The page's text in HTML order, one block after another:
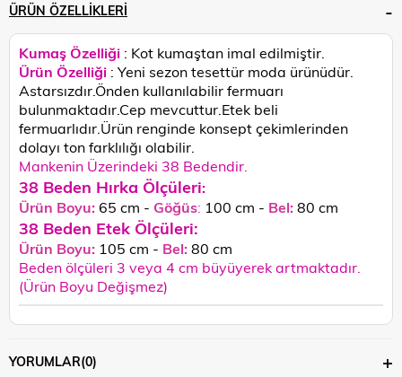
ÜRÜN ÖZELLIKLERI
Kumaş Özelliği : Kot kumaştan imal edilmiştir.
Ürün Özelliği : Yeni sezon tesettür moda ürünüdür.
Astarsızdır.Önden kullanılabilir fermuarı
bulunmaktadır.Cep mevcuttur.Etek beli
fermuarlıdır. Ürün renginde konsept çekimlerinden
dolayı ton farklılığı olabilir.
Mankenin Üzerindeki 38 Bedendir.
38 Beden Hırka Ölçüleri:
Ürün Boyu:65 cm - Göğüs: 100 cm - Bel:80 cm
38 Beden Etek Ölçüleri:
Ürün Boyu: 105 cm - Bel:80 cm
Beden ölçüleri 3 veya 4 cm büyüyerek artmaktadır.
(Ürün Boyu Değişmez)
YORUMLAR(0)